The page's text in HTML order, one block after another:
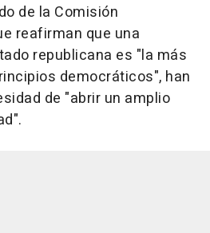
de la Comisión
reafirman que una
republicana es "la más
democráticos", han
de "abrir un amplio